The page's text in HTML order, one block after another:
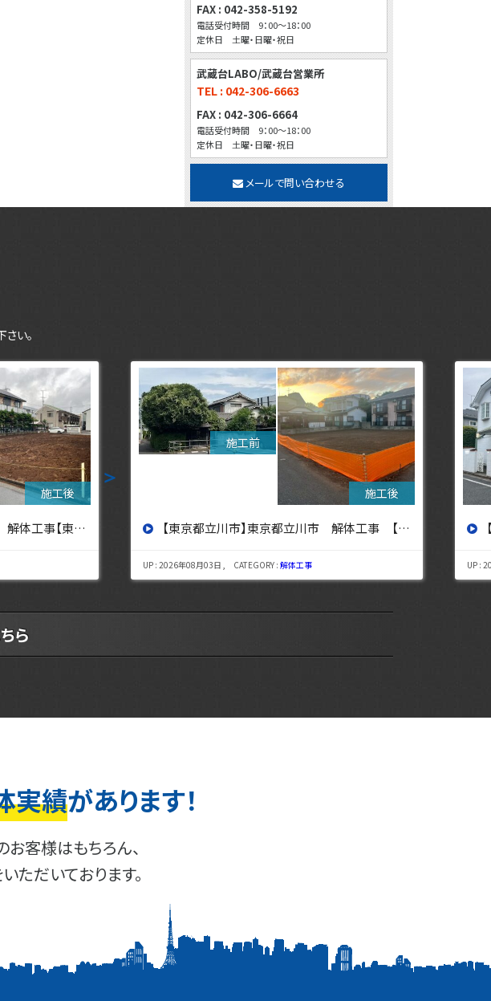
FAX : 042-358-5192
電話受付時間 9：00～18：00
定休日 土曜・日曜・祝日
武蔵台LABO/武蔵台営業所
TEL : 042-306-6663
FAX : 042-306-6664
電話受付時間 9：00～18：00
定休日 土曜・日曜・祝日
メールで問い合わせる
い。
解体工事なら東央建設へ】 【東京都杉並区】東京都杉並区 解体工事【東京・埼玉・神奈川の解体工事なら東央建設へ】
UP : 2026年07月29日 , CATEGORY :解体工事 UP :
＞
ら
実績があります！
お客様はもちろん、
ただいております。